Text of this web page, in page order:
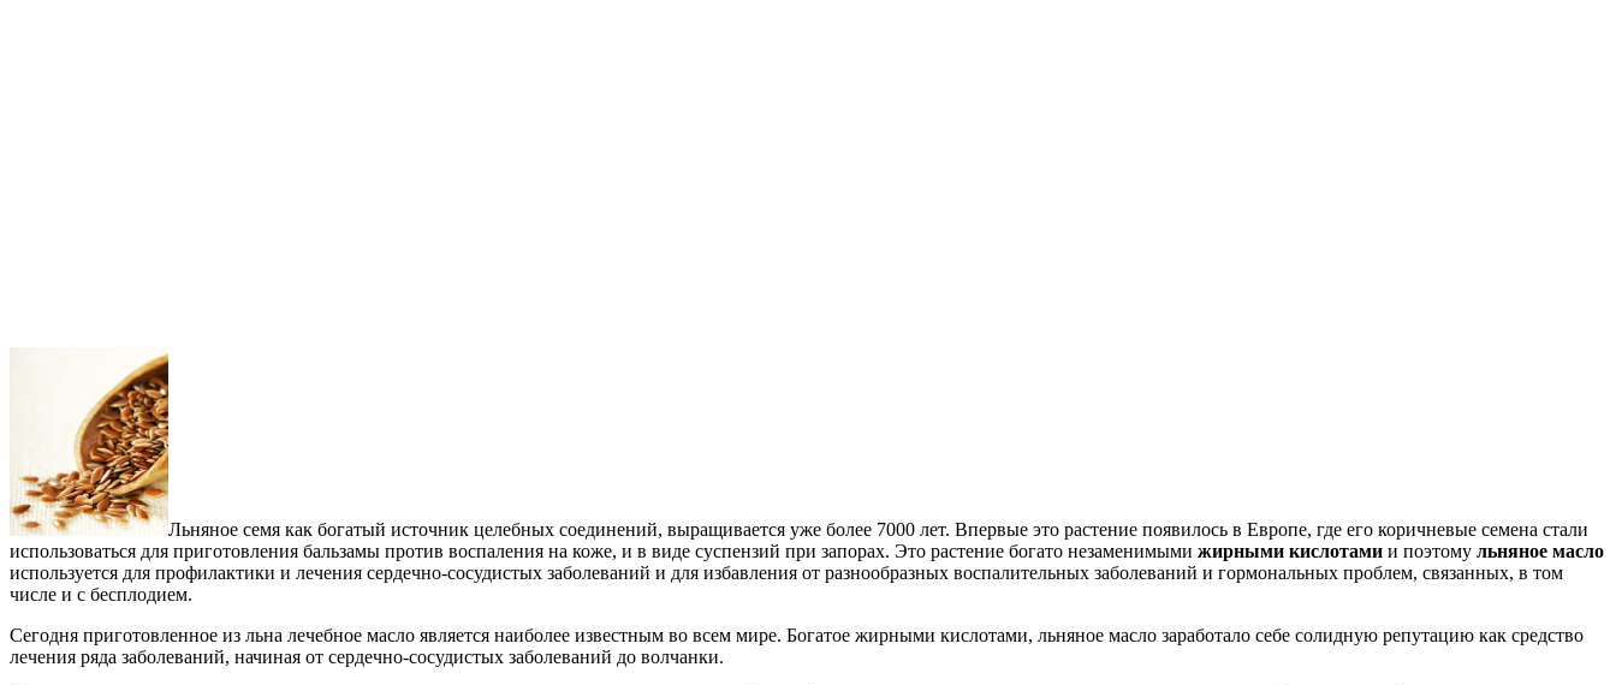
Льняное семя как богатый источник целебных соединений, выращивается уже более 7000 лет. Впервые это растение появилось в Европе, где его коричневые семена стали
использоваться для приготовления бальзамы против воспаления на коже, и в виде суспензий при запорах. Это растение богато незаменимыми жирными кислотами и поэтому льняное масло
используется для профилактики и лечения сердечно-сосудистых заболеваний и для избавления от разнообразных воспалительных заболеваний и гормональных проблем, связанных, в том
числе и с бесплодием.
Сегодня приготовленное из льна лечебное масло является наиболее известным во всем мире. Богатое жирными кислотами, льняное масло заработало себе солидную репутацию как средство
лечения ряда заболеваний, начиная от сердечно-сосудистых заболеваний до волчанки.